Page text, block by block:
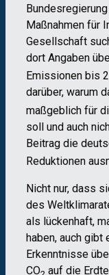
Maßnahmen für
Gesellschaft
dort Angaben
Emissionen bis
darüber, warum
maßgeblich für
soll und auch
Beitrag die
Reduktionen
Nicht nur, dass
des
als lückenhaft,
haben, auch
Erkenntnisse
CO auf die